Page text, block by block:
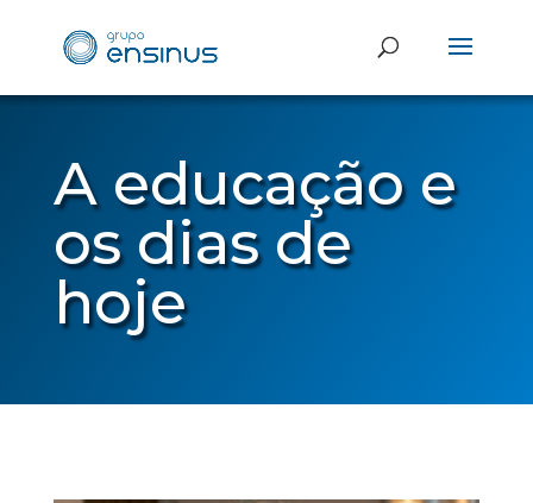
A educação e
os dias de
hoje